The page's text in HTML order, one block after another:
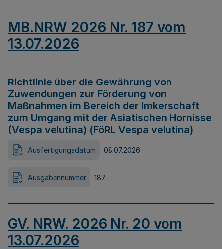
MB.NRW 2026 Nr. 187 vom
13.07.2026
Richtlinie über die Gewährung von
Zuwendungen zur Förderung von
Maßnahmen im Bereich der Imkerschaft
zum Umgang mit der Asiatischen Hornisse
(Vespa velutina) (FöRL Vespa velutina)
Ausfertigungsdatum 08.07.2026
Ausgabennummer 187
GV. NRW. 2026 Nr. 20 vom
13.07.2026